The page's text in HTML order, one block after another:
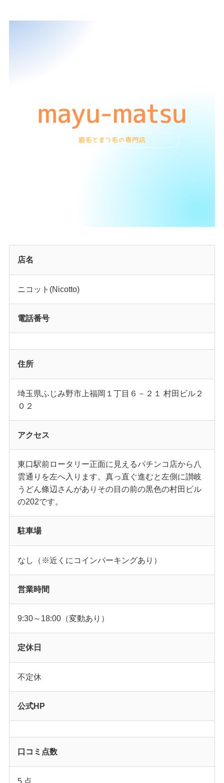
店名
ニコット(Nicotto)
電話番号
住所
埼玉県ふじみ野市上福岡１丁目６－２１ 村田ビル２
０２
アクセス
東口駅前ロータリー正面に見えるパチンコ店から八
雲通りを左へ入ります。真っ直ぐ進むと左側に讃岐
うどん條辺さんがありその目の前の黒色の村田ビル
の202です。
駐車場
なし（※近くにコインパーキングあり）
営業時間
9:30～18:00（変動あり）
定休日
不定休
公式HP
口コミ点数
5 点